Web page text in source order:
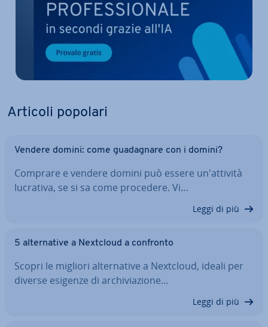
Articoli popolari
Vendere domini: come gua­da­gna­re con i domini?
Comprare e vendere domini può essere un'at­ti­vi­tà
lucrativa, se si sa come procedere. Vi…
Leggi di più
5 al­ter­na­ti­ve a Nextcloud a confronto
Scopri le migliori al­ter­na­ti­ve a Nextcloud, ideali per
diverse esigenze di ar­chi­via­zio­ne…
Leggi di più